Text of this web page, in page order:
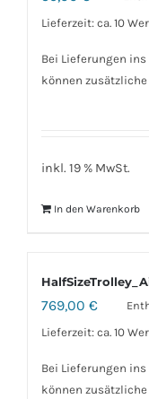
Lieferzeit: ca. 10
Bei Lieferungen
können
inkl. 19 % MwSt.
In den Warenkorb
769,00 €
Lieferzeit: ca. 10
Bei Lieferungen
können